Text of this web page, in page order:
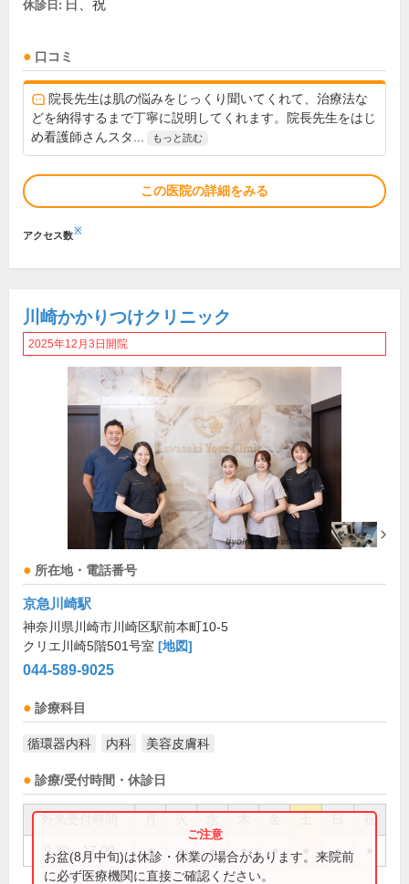
休診日: 日、祝
口コミ
院長先生は肌の悩みをじっくり聞いてくれて、治療法な
どを納得するまで丁寧に説明してくれます。院長先生をはじ
め看護師さんスタ...
もっと読む
この医院の詳細をみる
アクセス数※
川崎かかりつけクリニック
2025年12月3日開院
所在地・電話番号
京急川崎駅
神奈川県川崎市川崎区駅前本町10-5
クリエ川崎5階501号室 [地図]
044-589-9025
診療科目
循環器内科 内科 美容皮膚科
診療/受付時間・休診日
祝
9:30～17:00 ● ● ● ● ● ●
お盆(8月中旬)は休診・休業の場合があります。来院前
に必ず医療機関に直接ご確認ください。